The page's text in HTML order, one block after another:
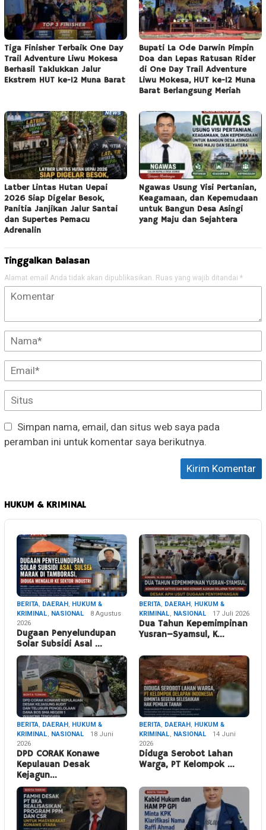
Tiga Finisher Terbaik One Day
Trail Adventure Liwu Mokesa
Berhasil Taklukkan Jalur
Ekstrem HUT ke-12 Muna Barat
Bupati La Ode Darwin Pimpin
Doa dan Lepas Ratusan Rider
di One Day Trail Adventure
Liwu Mokesa, HUT ke-12 Muna
Barat Berlangsung Meriah
Latber Lintas Hutan Uepai
2026 Siap Digelar Besok,
Panitia Janjikan Jalur Santai
dan Supertes Pemacu
Adrenalin
Ngawas Usung Visi Pertanian,
Keagamaan, dan Kepemudaan
untuk Bangun Desa Asingi
yang Maju dan Sejahtera
Tinggalkan Balasan
Alamat email Anda tidak akan dipublikasikan. Ruas yang wajib ditandai *
Simpan nama, email, dan situs web saya pada
peramban ini untuk komentar saya berikutnya.
HUKUM & KRIMINAL
BERITA, DAERAH, HUKUM &
KRIMINAL, NASIONAL
8 Agustus
2026
Dugaan Penyelundupan
Solar Subsidi Asal …
BERITA, DAERAH, HUKUM &
KRIMINAL, NASIONAL 17 Juli 2026
Dua Tahun Kepemimpinan
Yusran–Syamsul, K…
BERITA, DAERAH, HUKUM &
KRIMINAL, NASIONAL
18 Juni
2026
DPD CORAK Konawe
Kepulauan Desak
Kejagun…
BERITA, DAERAH, HUKUM &
KRIMINAL, NASIONAL
14 Juni
2026
Diduga Serobot Lahan
Warga, PT Kelompok …